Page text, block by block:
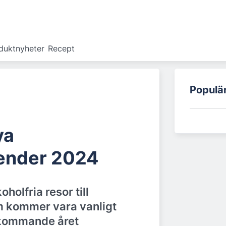
Recept
2024
resor till
kommer vara vanligt
året